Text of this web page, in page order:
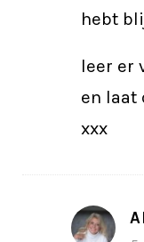
hebt
leer er
en laat
xxx